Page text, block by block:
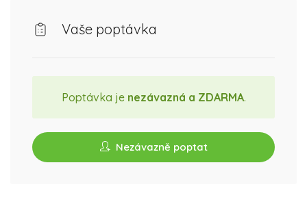
Vaše poptávka
Poptávka je nezávazná a ZDARMA.
Nezávazně poptat